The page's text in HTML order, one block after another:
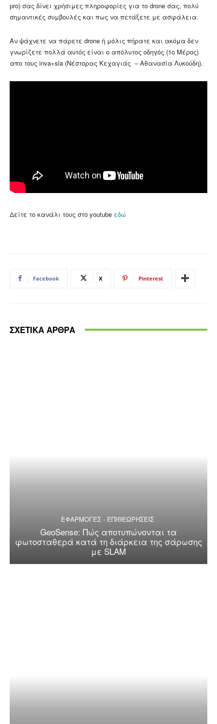
pro) σας δίνει χρήσιμες πληροφορίες για το drone σας, πολύ
σημαντικές συμβουλές και πως να πετάξετε με ασφάλεια.
Αν ψάχνετε να πάρετε drone ή μόλις πήρατε και ακόμα δεν
γνωρίζετε πολλά αυτός είναι ο απόλυτος οδηγός (1ο Μέρος)
απο τους inva+sla (Νέστορας Κεχαγιάς – Αθανασία Λυκούδη).
Δείτε το κανάλι τους στο youtube εδώ
Facebook X Pinterest
ΣΧΕΤΙΚΑ ΑΡΘΡΑ
ΕΦΑΡΜΟΓΕΣ - ΕΠΙΘΕΩΡΗΣΕΙΣ
GeoSense: Πώς αποτυπώνονται τα
φωτοσταθερά κατά τη διάρκεια της σάρωσης
με SLAM